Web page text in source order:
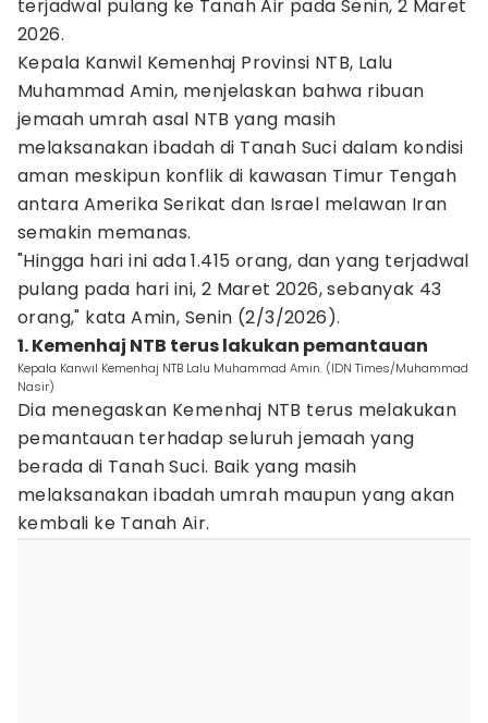
terjadwal pulang ke Tanah Air pada Senin, 2 Maret
2026.
Kepala Kanwil Kemenhaj Provinsi NTB, Lalu
Muhammad Amin, menjelaskan bahwa ribuan
jemaah umrah asal NTB yang masih
melaksanakan ibadah di Tanah Suci dalam kondisi
aman meskipun konflik di kawasan Timur Tengah
antara Amerika Serikat dan Israel melawan Iran
semakin memanas.
"Hingga hari ini ada 1.415 orang, dan yang terjadwal
pulang pada hari ini, 2 Maret 2026, sebanyak 43
orang," kata Amin, Senin (2/3/2026).
1. Kemenhaj NTB terus lakukan pemantauan
Kepala Kanwil Kemenhaj NTB Lalu Muhammad Amin. (IDN Times/Muhammad
Nasir)
Dia menegaskan Kemenhaj NTB terus melakukan
pemantauan terhadap seluruh jemaah yang
berada di Tanah Suci. Baik yang masih
melaksanakan ibadah umrah maupun yang akan
kembali ke Tanah Air.